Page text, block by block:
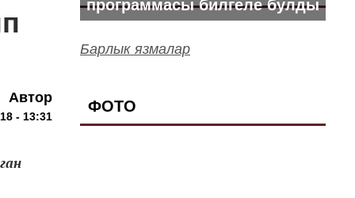
Автор
- 13:31
программасы билгеле булды
Барлык язмалар
ФОТО